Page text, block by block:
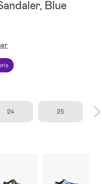
Blue
24 25